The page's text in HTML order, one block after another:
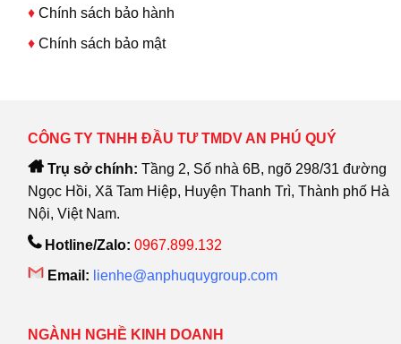
♦ Chính sách bảo hành
♦ Chính sách bảo mật
CÔNG TY TNHH ĐẦU TƯ TMDV AN PHÚ QUÝ
Trụ sở chính: Tầng 2, Số nhà 6B, ngõ 298/31 đường
Ngọc Hồi, Xã Tam Hiệp, Huyện Thanh Trì, Thành phố Hà
Nội, Việt Nam.
Hotline/Zalo: 0967.899.132
Email: lienhe@anphuquygroup.com
NGÀNH NGHỀ KINH DOANH